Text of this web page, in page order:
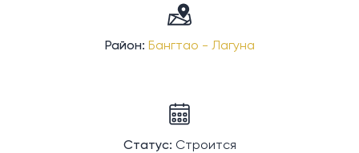
Район: Бангтао - Лагуна
Статус: Строится